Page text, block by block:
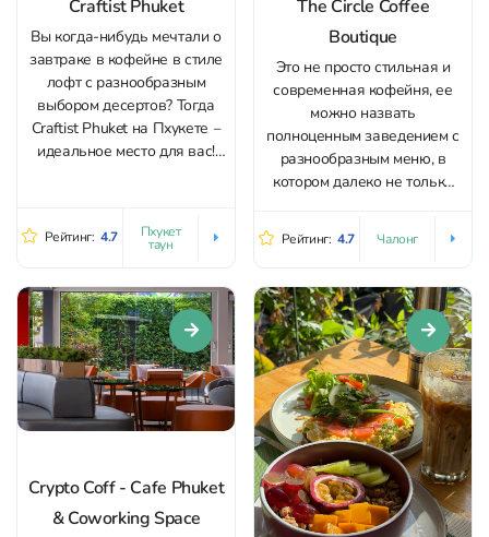
Craftist Phuket
Вы когда-нибудь мечтали о
завтраке в кофейне в стиле
лофт с разнообразным
выбором десертов? Тогда
Craftist Phuket на Пхукете ‒
идеальное место для вас!
напитки. Не забудьте
попробовать их знаменитые
эклеры ‒ одни из лучших на
всем острове! В меню также
имеются...
Рейтинг: 4.7 Пхукет
таун
The Circle Coffee
Boutique
Это не просто стильная и
современная кофейня, ее
можно назвать
полноценным заведением с
разнообразным меню, в
котором далеко не только
оформлено со вкусом,
создавая ощущение
комфорта и тепла. Гости
ценят разнообразие
напитков, блюд и десертов,
которые подаются с
вниманием к каждой детали.
Щедрые...
Рейтинг: 4.7 Чалонг
Crypto Coff - Cafe Phuket
& Coworking Space